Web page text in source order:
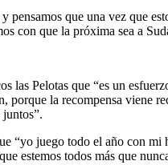
pensamos que una vez que
con que la próxima sea a
las Pelotas que “es un
porque la recompensa viene
“yo juego todo el año con
estemos todos más que